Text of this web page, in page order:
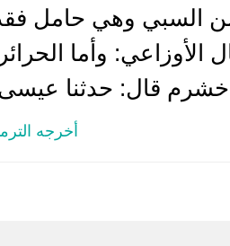
السبي وهي حامل
وأما
قال: حدثنا
أخرجه